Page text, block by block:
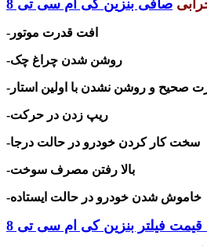
صافی بنزین کی ام سی تی 8
- افت قدرت موتور
-روشن شدن چراغ چک
صحیح و روشن نشدن با اولین استار
-ریپ زدن در حرکت
-سخت کار کردن خودرو در حالت درجا
-بالا رفتن مصرف سوخت
-خاموش شدن خودرو در حالت ایستاده